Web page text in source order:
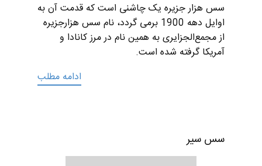
سس هزار جزیره یک چاشنی است که قدمت آن به
اوایل دهه 1900 برمی گردد، نام سس هزارجزیره
از مجمع‌الجزایری به همین نام در مرز کانادا و
آمریکا گرفته شده است.
ادامه مطلب
سس سیر